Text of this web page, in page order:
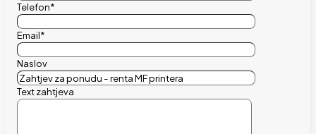
Telefon*
Email*
Naslov
Text zahtjeva